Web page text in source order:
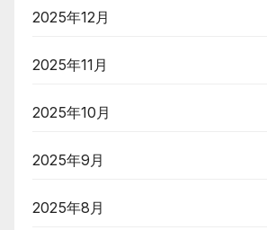
2025年12月
2025年11月
2025年10月
2025年9月
2025年8月